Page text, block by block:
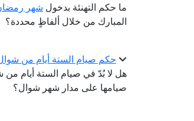
ما حكم التهنئة بدخول شهر
المبارك من خلال ألفاظٍ محددة؟
حكم صيام الستة أيام من شوال
هل لا بُدّ في صيام الستة أيام من
صيامها على مدار شهر شوال؟